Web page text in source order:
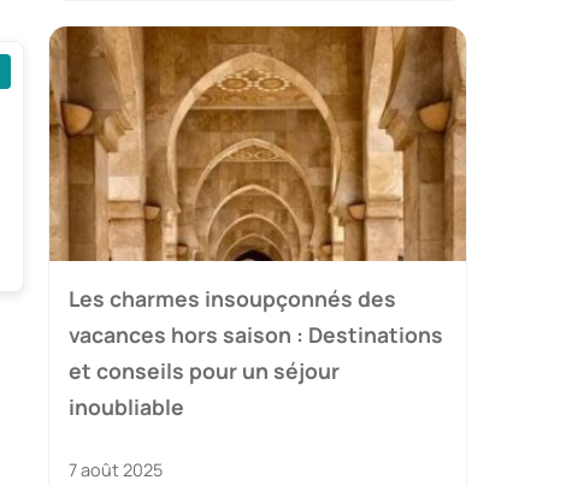
Les charmes insoupçonnés des
vacances hors saison : Destinations
et conseils pour un séjour
inoubliable
7 août 2025